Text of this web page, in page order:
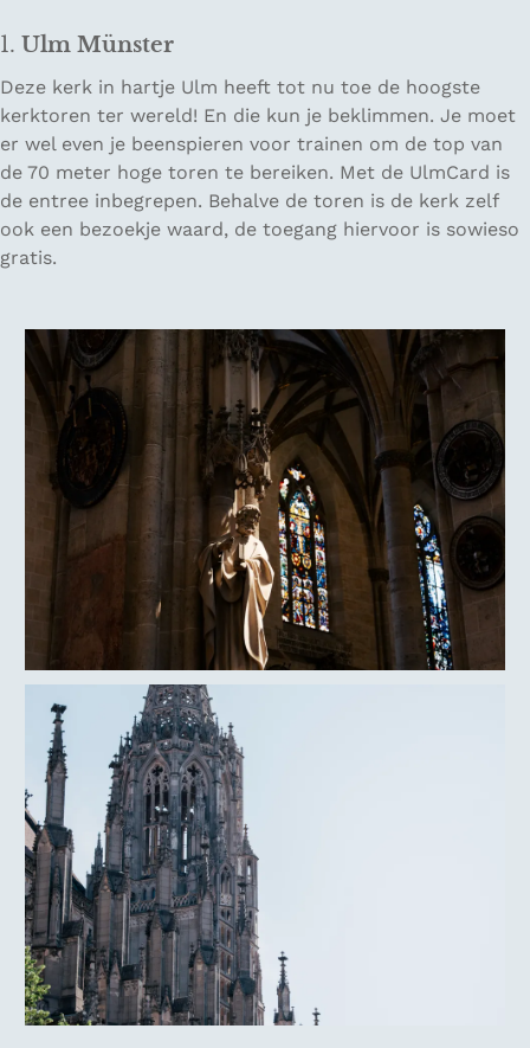
1. Ulm Münster
Deze kerk in hartje Ulm heeft tot nu toe de hoogste
kerktoren ter wereld! En die kun je beklimmen. Je moet
er wel even je beenspieren voor trainen om de top van
de 70 meter hoge toren te bereiken. Met de UlmCard is
de entree inbegrepen. Behalve de toren is de kerk zelf
ook een bezoekje waard, de toegang hiervoor is sowieso
gratis.